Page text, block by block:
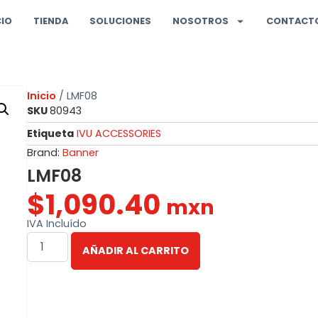
TIENDA SOLUCIONES NOSOTROS
Inicio / LMF08
SKU80943
Etiqueta IVU ACCESSORIES
Brand: Banner
LMF08
$1,090.40 mxn
IVA Incluído
AÑADIR AL CARRITO